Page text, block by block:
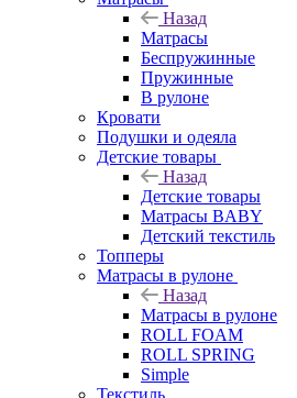
Назад
Матрасы
Беспружинные
Пружинные
В рулоне
Кровати
Подушки и одеяла
Детские товары
Назад
Детские товары
Матрасы BABY
Детский текстиль
Топперы
Матрасы в рулоне
Назад
Матрасы в рулоне
ROLL FOAM
ROLL SPRING
Simple
Текстиль